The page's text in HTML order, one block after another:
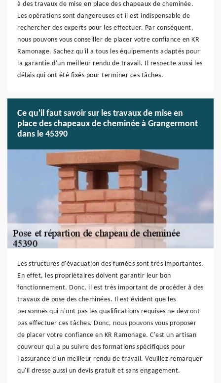
à des travaux de mise en place des chapeaux de cheminée.
Les opérations sont dangereuses et il est indispensable de
rechercher des experts pour les effectuer. Par conséquent,
nous pouvons vous conseiller de placer votre confiance en KR
Ramonage. Sachez qu'il a tous les équipements adaptés pour
la garantie d'un meilleur rendu de travail. Il respecte aussi les
délais qui ont été fixés pour terminer ces tâches.
Ce qu'il faut savoir sur les travaux de mise en
place des chapeaux de cheminée à Grangermont
dans le 45390
Les structures d'évacuation des fumées sont très importantes.
En effet, les propriétaires doivent garantir leur bon
fonctionnement. Donc, il est très important de procéder à des
travaux de pose des cheminées. Il est évident que les
personnes qui n'ont pas les qualifications requises ne devront
pas effectuer ces tâches. Donc, nous pouvons vous proposer
de placer votre confiance en KR Ramonage. C'est un artisan
couvreur qui a pu suivre des formations spécifiques pour
l'assurance d'un meilleur rendu de travail. Veuillez remarquer
qu'il dresse aussi un devis gratuit et sans engagement.